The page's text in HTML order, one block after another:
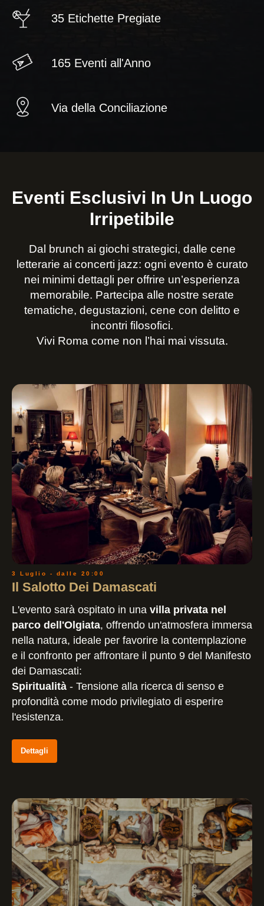
35 Etichette Pregiate
165 Eventi all'Anno
Via della Conciliazione
Eventi Esclusivi In Un Luogo
Irripetibile
Dal brunch ai giochi strategici, dalle cene
letterarie ai concerti jazz: ogni evento è curato
nei minimi dettagli per offrire un’esperienza
memorabile. Partecipa alle nostre serate
tematiche, degustazioni, cene con delitto e
incontri filosofici.
Vivi Roma come non l’hai mai vissuta.
3 Luglio - dalle 20:00
Il Salotto Dei Damascati
L'evento sarà ospitato in una villa privata nel
parco dell'Olgiata, offrendo un'atmosfera immersa
nella natura, ideale per favorire la contemplazione
e il confronto per affrontare il punto 9 del Manifesto
dei Damascati:
Spiritualità - Tensione alla ricerca di senso e
profondità come modo privilegiato di esperire
l'esistenza.
Dettagli